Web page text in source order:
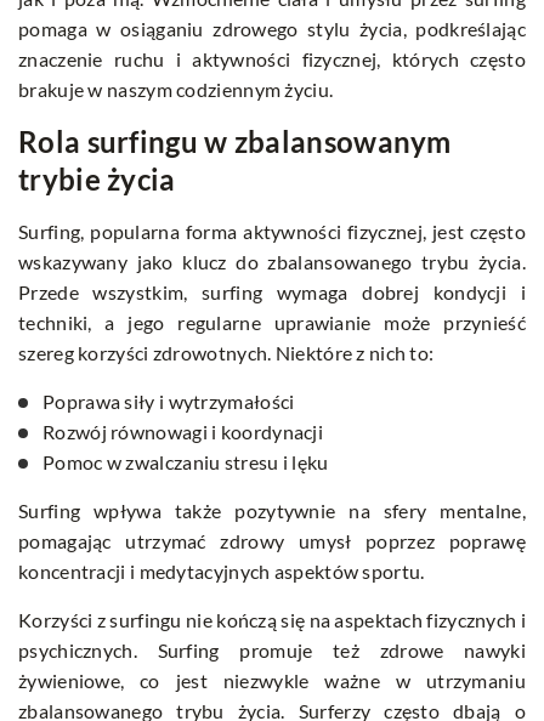
pomaga w osiąganiu zdrowego stylu życia, podkreślając
znaczenie ruchu i aktywności fizycznej, których często
brakuje w naszym codziennym życiu.
Rola surfingu w zbalansowanym
trybie życia
Surfing, popularna forma aktywności fizycznej, jest często
wskazywany jako klucz do zbalansowanego trybu życia.
Przede wszystkim, surfing wymaga dobrej kondycji i
techniki, a jego regularne uprawianie może przynieść
szereg korzyści zdrowotnych. Niektóre z nich to:
Poprawa siły i wytrzymałości
Rozwój równowagi i koordynacji
Pomoc w zwalczaniu stresu i lęku
Surfing wpływa także pozytywnie na sfery mentalne,
pomagając utrzymać zdrowy umysł poprzez poprawę
koncentracji i medytacyjnych aspektów sportu.
Korzyści z surfingu nie kończą się na aspektach fizycznych i
psychicznych. Surfing promuje też zdrowe nawyki
żywieniowe, co jest niezwykle ważne w utrzymaniu
zbalansowanego trybu życia. Surferzy często dbają o